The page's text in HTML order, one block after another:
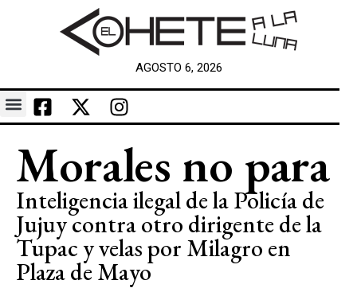
AGOSTO 6, 2026
Morales no para
Inteligencia ilegal de la Policía de
Jujuy contra otro dirigente de la
Tupac y velas por Milagro en
Plaza de Mayo